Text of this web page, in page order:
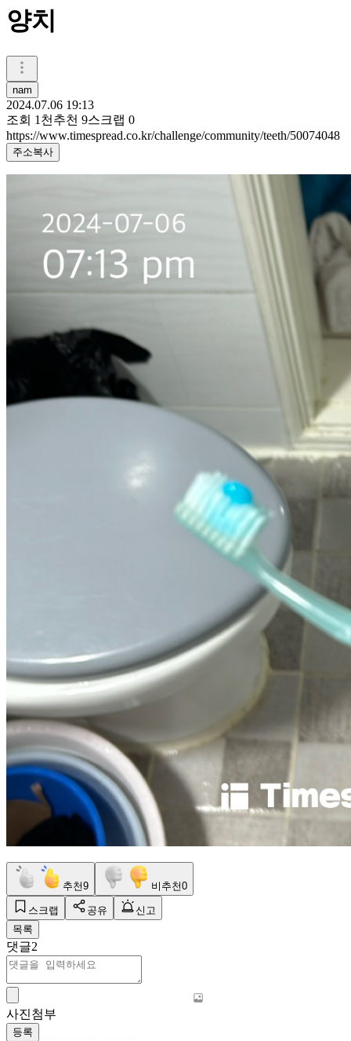
양치
nam
2024.07.06 19:13
조회 1천 추천 9스크랩 0
https://www.timespread.co.kr/challenge/community/teeth/50074048
주소복사
추천9 비추천0
스크랩 공유
신고
목록
댓글2
사진첨부
등록